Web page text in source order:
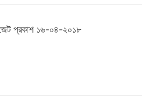
প্রকাশ ১৬-০৪-২০১৮